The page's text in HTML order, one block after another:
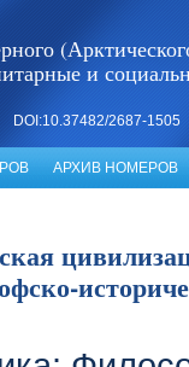
и
2687-1505
АРХИВ НОМЕРОВ